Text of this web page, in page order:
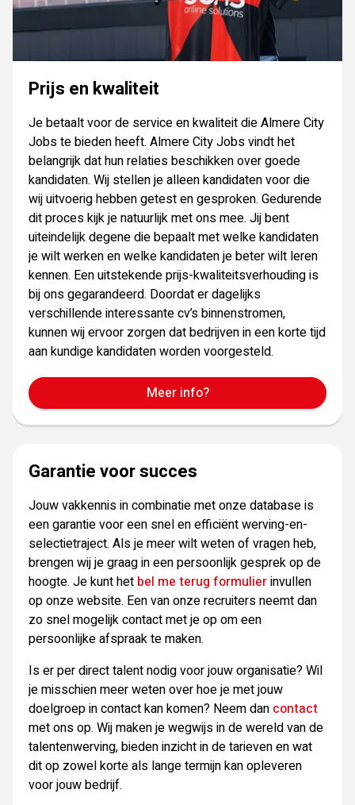
Prijs en kwaliteit
Je betaalt voor de service en kwaliteit die Almere City
Jobs te bieden heeft. Almere City Jobs vindt het
belangrijk dat hun relaties beschikken over goede
kandidaten. Wij stellen je alleen kandidaten voor die
wij uitvoerig hebben getest en gesproken. Gedurende
dit proces kijk je natuurlijk met ons mee. Jij bent
uiteindelijk degene die bepaalt met welke kandidaten
je wilt werken en welke kandidaten je beter wilt leren
kennen. Een uitstekende prijs-kwaliteitsverhouding is
bij ons gegarandeerd. Doordat er dagelijks
verschillende interessante cv’s binnenstromen,
kunnen wij ervoor zorgen dat bedrijven in een korte tijd
aan kundige kandidaten worden voorgesteld.
Meer info?
Garantie voor succes
Jouw vakkennis in combinatie met onze database is
een garantie voor een snel en efficiënt werving-en-
selectietraject. Als je meer wilt weten of vragen heb,
brengen wij je graag in een persoonlijk gesprek op de
hoogte. Je kunt het bel me terug formulierinvullen
op onze website. Een van onze recruiters neemt dan
zo snel mogelijk contact met je op om een
persoonlijke afspraak te maken.
Is er per direct talent nodig voor jouw organisatie? Wil
je misschien meer weten over hoe je met jouw
doelgroep in contact kan komen? Neem dan contact
met ons op. Wij maken je wegwijs in de wereld van de
talentenwerving, bieden inzicht in de tarieven en wat
dit op zowel korte als lange termijn kan opleveren
voor jouw bedrijf.